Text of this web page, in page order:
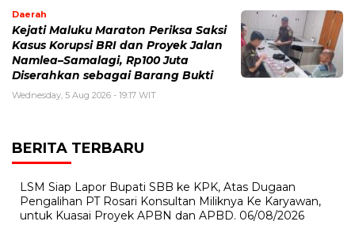
Daerah
Kejati Maluku Maraton Periksa Saksi
Kasus Korupsi BRI dan Proyek Jalan
Namlea–Samalagi, Rp100 Juta
Diserahkan sebagai Barang Bukti
Wednesday, 5 Aug 2026 - 19:17 WIT
BERITA TERBARU
LSM Siap Lapor Bupati SBB ke KPK, Atas Dugaan
Pengalihan PT Rosari Konsultan Miliknya Ke Karyawan,
untuk Kuasai Proyek APBN dan APBD. 06/08/2026